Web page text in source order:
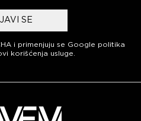
SE
i primenjuju se Google politika
korišćenja usluge